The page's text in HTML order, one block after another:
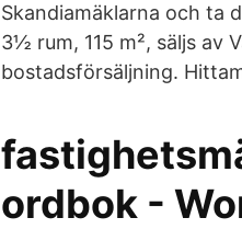
Skandiamäklarna och ta
3½ rum, 115 m², säljs av
bostadsförsäljning.
ordbok -